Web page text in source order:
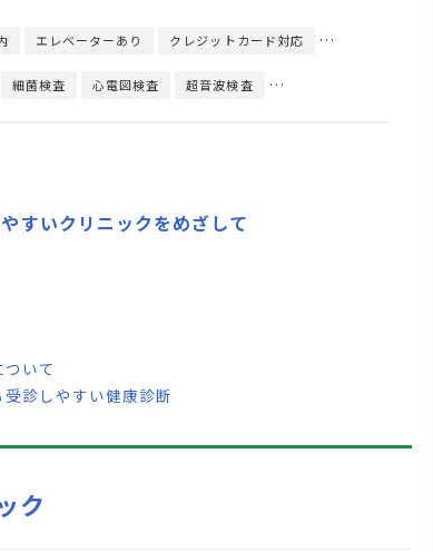
エレベーターあり クレジットカード対応 モバイル決済対応
細菌検査 心電図検査 超音波検査 内分泌学的検査
すいクリニックをめざして
いて
診しやすい健康診断
ク